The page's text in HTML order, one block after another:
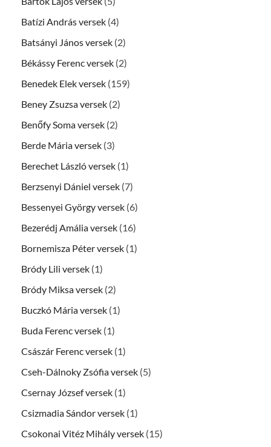
Batízi András versek (4)
Batsányi János versek (2)
Békássy Ferenc versek (2)
Benedek Elek versek (159)
Beney Zsuzsa versek (2)
Benőfy Soma versek (2)
Berde Mária versek (3)
Berechet László versek (1)
Berzsenyi Dániel versek (7)
Bessenyei György versek (6)
Bezerédj Amália versek (16)
Bornemisza Péter versek (1)
Bródy Lili versek (1)
Bródy Miksa versek (2)
Buczkó Mária versek (1)
Buda Ferenc versek (1)
Császár Ferenc versek (1)
Cseh-Dálnoky Zsófia versek (5)
Csernay József versek (1)
Csizmadia Sándor versek (1)
Csokonai Vitéz Mihály versek (15)